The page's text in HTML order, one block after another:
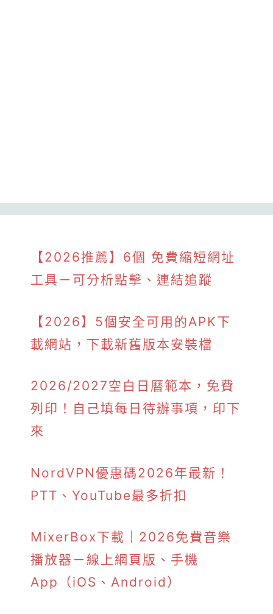
【2026推薦】6個 免費縮短網址
工具－可分析點擊、連結追蹤
【2026】5個安全可用的APK下
載網站，下載新舊版本安裝檔
2026/2027空白日曆範本，免費
列印！自己填每日待辦事項，印下
來
NordVPN優惠碼2026年最新！
PTT、YouTube最多折扣
MixerBox下載｜2026免費音樂
播放器－線上網頁版、手機
App（iOS、Android）